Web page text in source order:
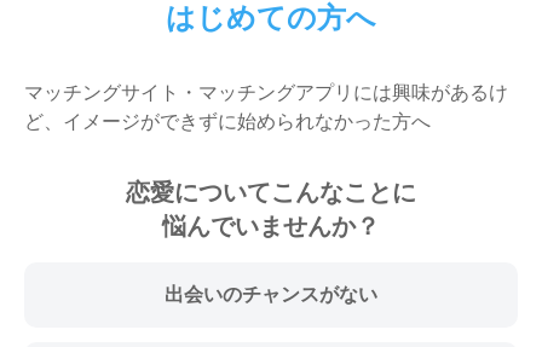
はじめての方へ
マッチングサイト・マッチングアプリには興味があるけ
ど、イメージができずに始められなかった方へ
恋愛についてこんなことに
悩んでいませんか？
出会いのチャンスがない